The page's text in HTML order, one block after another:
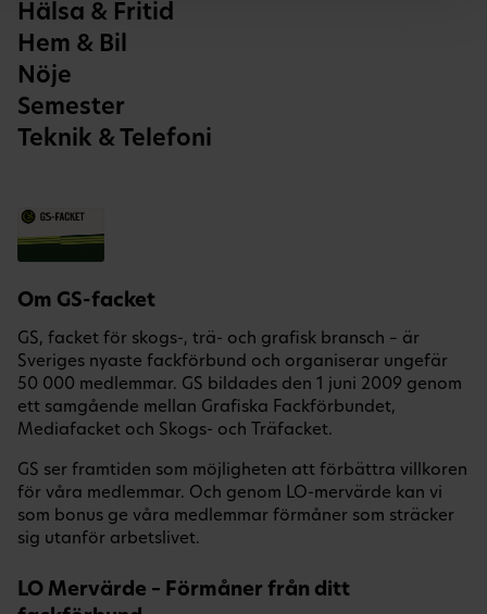
Hälsa & Fritid
Hem & Bil
Nöje
Semester
Teknik & Telefoni
Om GS-facket
GS, facket för skogs-, trä- och grafisk bransch – är
Sveriges nyaste fackförbund och organiserar ungefär
50 000 medlemmar. GS bildades den 1 juni 2009 genom
ett samgående mellan Grafiska Fackförbundet,
Mediafacket och Skogs- och Träfacket.
GS ser framtiden som möjligheten att förbättra villkoren
för våra medlemmar. Och genom LO-mervärde kan vi
som bonus ge våra medlemmar förmåner som sträcker
sig utanför arbetslivet.
LO Mervärde – Förmåner från ditt